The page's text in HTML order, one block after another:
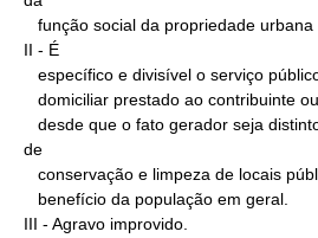
II - É
de
III - Agravo improvido.